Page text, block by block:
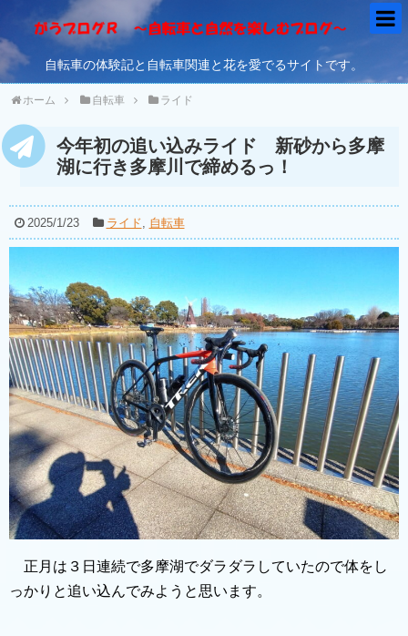
自転車の体験記と自転車関連と花を愛でるサイトです。
ホーム 自転車 ライド
今年初の追い込みライド 新砂から多摩
湖に行き多摩川で締めるっ！
2025/1/23 ライド, 自転車
正月は３日連続で多摩湖でダラダラしていたので体をし
っかりと追い込んでみようと思います。